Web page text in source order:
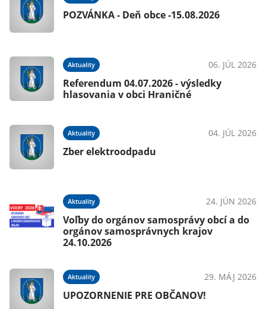
POZVÁNKA - Deň obce -15.08.2026
Aktuality 06. JÚL 2026
Referendum 04.07.2026 - výsledky
hlasovania v obci Hraničné
Aktuality 04. JÚL 2026
Zber elektroodpadu
Aktuality 24. JÚN 2026
Voľby do orgánov samosprávy obcí a do
orgánov samosprávnych krajov
24.10.2026
Aktuality 29. MÁJ 2026
UPOZORNENIE PRE OBČANOV!